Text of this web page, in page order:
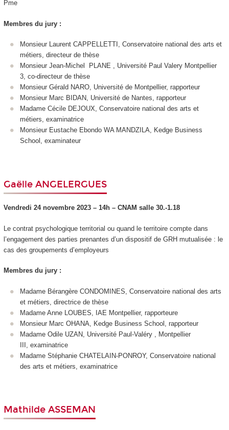
Pme
Membres du jury :
Monsieur Laurent CAPPELLETTI, Conservatoire national des arts et
métiers, directeur de thèse
Monsieur Jean-Michel PLANE , Université Paul Valery Montpellier
3, co-directeur de thèse
Monsieur Gérald NARO, Université de Montpellier, rapporteur
Monsieur Marc BIDAN, Université de Nantes, rapporteur
Madame Cécile DEJOUX, Conservatoire national des arts et
métiers, examinatrice
Monsieur Eustache Ebondo WA MANDZILA, Kedge Business
School, examinateur
Gaëlle ANGELERGUES
Vendredi 24 novembre 2023 – 14h – CNAM salle 30.-1.18
Le contrat psychologique territorial ou quand le territoire compte dans
l’engagement des parties prenantes d’un dispositif de GRH mutualisée : le
cas des groupements d’employeurs
Membres du jury :
Madame Bérangère CONDOMINES, Conservatoire national des arts
et métiers, directrice de thèse
Madame Anne LOUBES, IAE Montpellier, rapporteure
Monsieur Marc OHANA, Kedge Business School, rapporteur
Madame Odile UZAN, Université Paul-Valéry , Montpellier
III, examinatrice
Madame Stéphanie CHATELAIN-PONROY, Conservatoire national
des arts et métiers, examinatrice
Mathilde ASSEMAN